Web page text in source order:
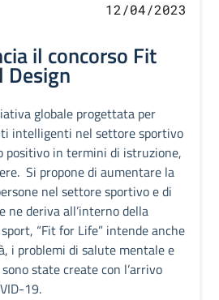
12/04/2023
il concorso Fit
Design
globale progettata per
intelligenti nel settore sportivo
positivo in termini di istruzione,
Si propone di aumentare la
nel settore sportivo e di
ne deriva all’interno della
“Fit for Life” intende anche
i problemi di salute mentale e
state create con l’arrivo
19.